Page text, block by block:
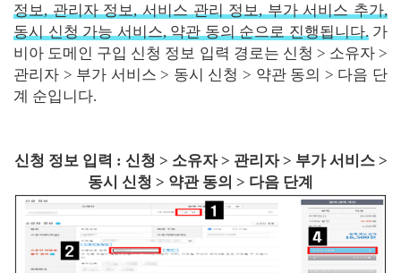
정보, 관리자 정보, 서비스 관리 정보, 부가 서비스 추가,
동시 신청 가능 서비스, 약관 동의 순으로 진행됩니다. 가
비아 도메인 구입 신청 정보 입력 경로는 신청 > 소유자 >
관리자 > 부가 서비스 > 동시 신청 > 약관 동의 > 다음 단
계 순입니다.
신청 정보 입력 : 신청 > 소유자 > 관리자 > 부가 서비스 >
동시 신청 > 약관 동의 > 다음 단계